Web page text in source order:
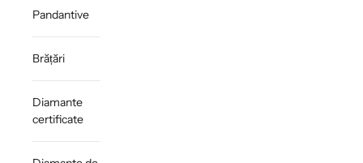
Pandantive
Brățări
Diamante
certificate